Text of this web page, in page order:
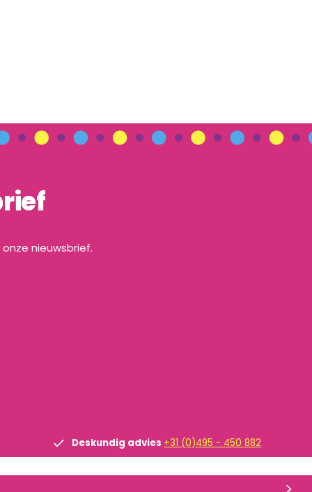
nieuwsbrief.
Deskundig advies +31 (0)495 - 450 882